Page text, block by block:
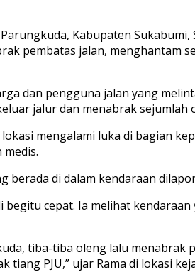
Kabupaten
pembatas jalan, menghantam
dan pengguna jalan yang
jalur dan menabrak sejumlah
mengalami luka di bagian
berada di dalam kendaraan
cepat. Ia melihat
tiba-tiba oleng lalu
PJU,” ujar Rama di lokasi